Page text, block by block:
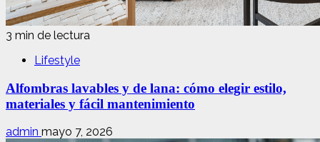
3 min de lectura
Lifestyle
Alfombras lavables y de lana: cómo elegir estilo,
materiales y fácil mantenimiento
admin mayo 7, 2026